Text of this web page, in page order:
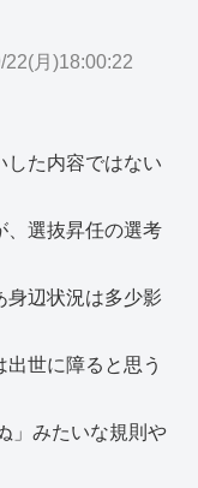
22(月)18:00:22
した内容ではない
、選抜昇任の選考
身辺状況は多少影
世に障ると思う
」みたいな規則や